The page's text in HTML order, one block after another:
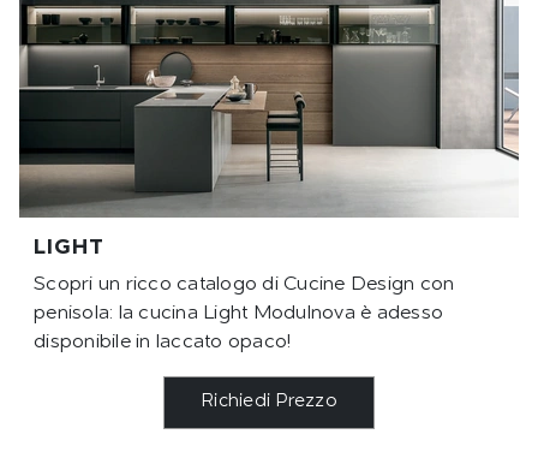
LIGHT
Scopri un ricco catalogo di Cucine Design con
penisola: la cucina Light Modulnova è adesso
disponibile in laccato opaco!
Richiedi Prezzo